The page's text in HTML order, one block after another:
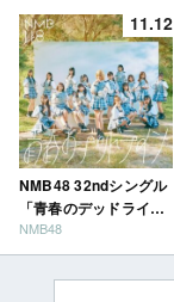
11.12
NMB48 32ndシングル
「青春のデッドライ
ン」
NMB48